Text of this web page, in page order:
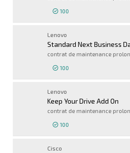
100
Lenovo
Standard Next Business
contrat de maintenance
100
Lenovo
Keep Your Drive Add On
contrat de maintenance
100
Cisco